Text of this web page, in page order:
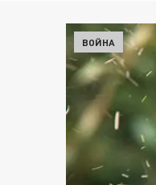
ВОЙНА